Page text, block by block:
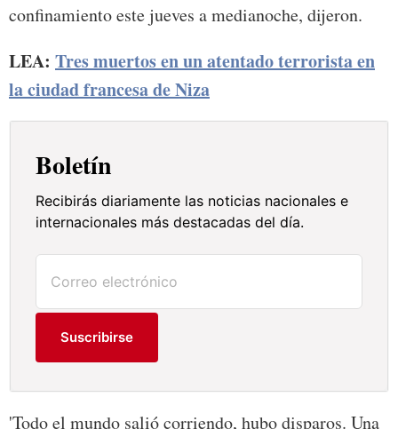
confinamiento este jueves a medianoche, dijeron.
LEA: Tres muertos en un atentado terrorista en
la ciudad francesa de Niza
Boletín
Recibirás diariamente las noticias nacionales e
internacionales más destacadas del día.
Suscribirse
'Todo el mundo salió corriendo, hubo disparos. Una